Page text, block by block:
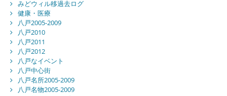
みどウィル移過去ログ
健康・医療
八戸2005-2009
八戸2010
八戸2011
八戸2012
八戸なイベント
八戸中心街
八戸名所2005-2009
八戸名物2005-2009